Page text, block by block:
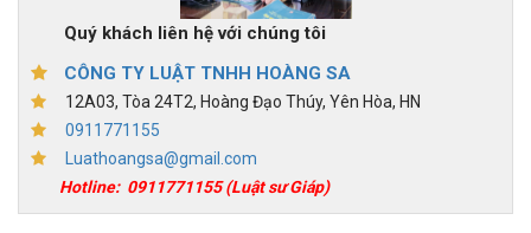
Quý khách liên hệ với chúng tôi
CÔNG TY LUẬT TNHH HOÀNG SA
12A03, Tòa 24T2, Hoàng Đạo Thúy, Yên Hòa, HN
0911771155
Luathoangsa@gmail.com
Hotline: 0911771155(Luật sư Giáp)